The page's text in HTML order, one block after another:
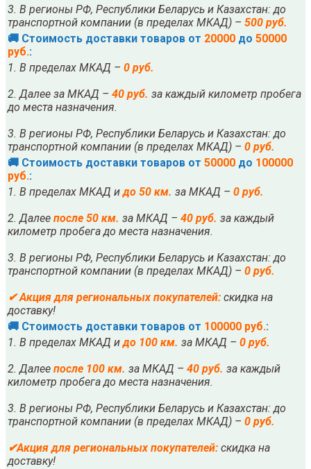
3. В регионы РФ, Республики Беларусь и Казахстан: до
транспортной компании (в пределах МКАД) – 500 руб.
🚚 Стоимость доставки товаров от 20000 до 50000
руб.:
1. В пределах МКАД – 0 руб.
2. Далее за МКАД – 40 руб. за каждый километр пробега
до места назначения.
3. В регионы РФ, Республики Беларусь и Казахстан: до
транспортной компании (в пределах МКАД) – 0 руб.
🚚 Стоимость доставки товаров от 50000 до 100000
руб.:
1. В пределах МКАД идо 50 км. за МКАД – 0 руб.
2. Далее после 50 км. за МКАД – 40 руб. за каждый
километр пробега до места назначения.
3. В регионы РФ, Республики Беларусь и Казахстан: до
транспортной компании (в пределах МКАД) – 0 руб.
✔ Акция для региональных покупателей: скидка на
доставку!
🚚 Стоимость доставки товаров от 100000 руб.:
1. В пределах МКАД идо 100 км. за МКАД – 0 руб.
2. Далее после 100 км. за МКАД – 40 руб. за каждый
километр пробега до места назначения.
3. В регионы РФ, Республики Беларусь и Казахстан: до
транспортной компании (в пределах МКАД) – 0 руб.
✔Акция для региональных покупателей: скидка на
доставку!